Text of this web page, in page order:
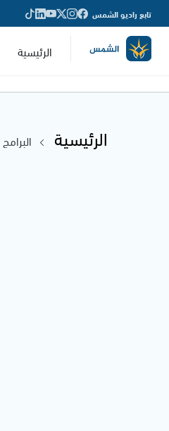
تابع راديو الشمس
الرئيسية
الرئيسية البرامج